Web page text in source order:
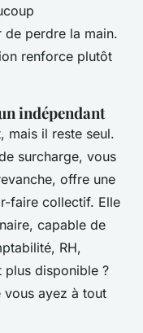
de perdre la main.
renforce plutôt
indépendant
mais il reste seul.
surcharge, vous
offre une
faire collectif. Elle
capable de
RH,
plus disponible ?
vous ayez à tout